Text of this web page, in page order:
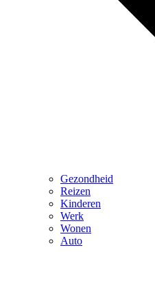
Gezondheid
Reizen
Kinderen
Werk
Wonen
Auto